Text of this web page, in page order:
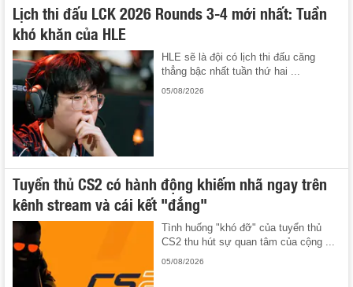
Lịch thi đấu LCK 2026 Rounds 3-4 mới nhất: Tuần
khó khăn của HLE
HLE sẽ là đội có lịch thi đấu căng
thẳng bậc nhất tuần thứ hai ...
05/08/2026
Tuyển thủ CS2 có hành động khiếm nhã ngay trên
kênh stream và cái kết "đắng"
Tình huống "khó đỡ" của tuyển thủ
CS2 thu hút sự quan tâm của cộng ...
05/08/2026